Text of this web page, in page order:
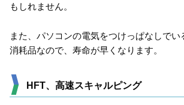
もしれません。
また、パソコンの電気をつけっぱなしでい
消耗品なので、寿命が早くなります。
HFT、高速スキャルピング